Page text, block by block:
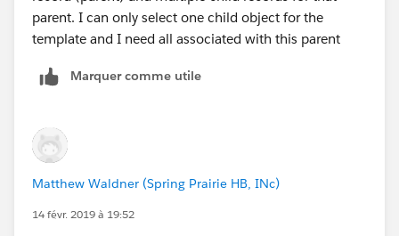
parent. I can only select one child object for the
template and I need all associated with this parent
Marquer comme utile
Matthew Waldner (Spring Prairie HB, INc)
14 févr. 2019 à 19:52